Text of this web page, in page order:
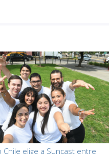
Chile elige a Suncast entre